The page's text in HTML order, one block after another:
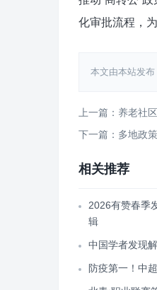
化审批流程，
本文由本站发
上一篇：养老社
下一篇：多地政
相关推荐
2026有赞春季
辑
中国学者发现
防疫第一！中